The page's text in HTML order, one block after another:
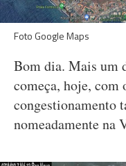
Foto Google Maps
Bom dia. Mais um
começa, hoje, com
congestionamento
nomeadamente na